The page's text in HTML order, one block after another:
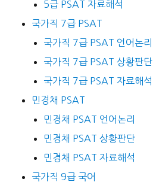
5급 PSAT 자료해석
국가직 7급 PSAT
국가직 7급 PSAT 언어논리
국가직 7급 PSAT 상황판단
국가직 7급 PSAT 자료해석
민경채 PSAT
민경채 PSAT 언어논리
민경채 PSAT 상황판단
민경채 PSAT 자료해석
국가직 9급 국어